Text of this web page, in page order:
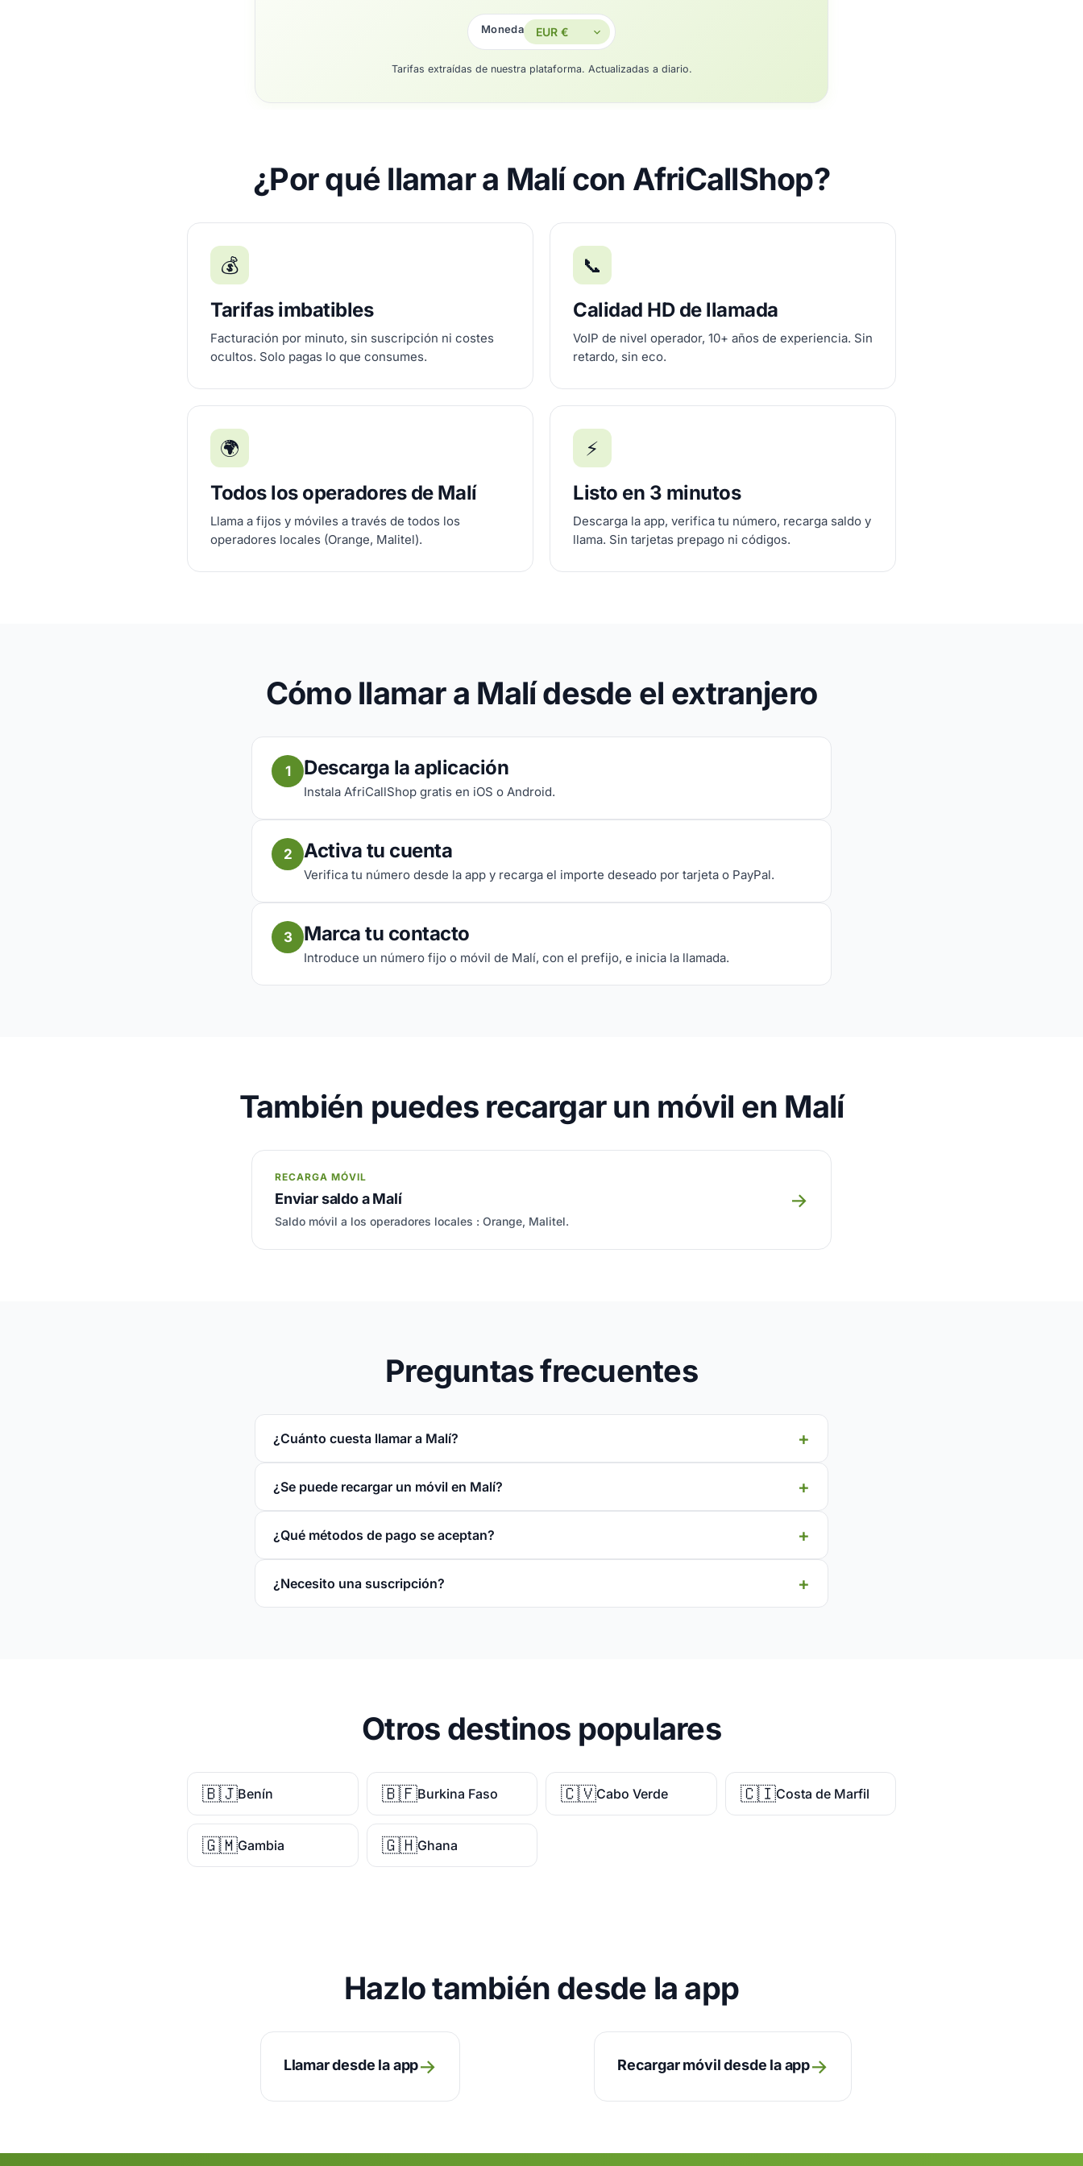
Moneda
Tarifas extraídas de nuestra plataforma. Actualizadas a diario.
¿Por qué llamar a Malí con AfriCallShop?
💰
Tarifas imbatibles
Facturación por minuto, sin suscripción ni costes
ocultos. Solo pagas lo que consumes.
📞
Calidad HD de llamada
VoIP de nivel operador, 10+ años de experiencia. Sin
retardo, sin eco.
🌍
Todos los operadores de Malí
Llama a fijos y móviles a través de todos los
operadores locales (Orange, Malitel).
⚡
Listo en 3 minutos
Descarga la app, verifica tu número, recarga saldo y
llama. Sin tarjetas prepago ni códigos.
Cómo llamar a Malí desde el extranjero
1 Descarga la aplicación
Instala AfriCallShop gratis en iOS o Android.
2 Activa tu cuenta
Verifica tu número desde la app y recarga el importe deseado por tarjeta o PayPal.
3 Marca tu contacto
Introduce un número fijo o móvil de Malí, con el prefijo, e inicia la llamada.
También puedes recargar un móvil en Malí
RECARGA MÓVIL
Enviar saldo a Malí
Saldo móvil a los operadores locales : Orange, Malitel.
→
Preguntas frecuentes
¿Cuánto cuesta llamar a Malí?
¿Se puede recargar un móvil en Malí?
¿Qué métodos de pago se aceptan?
¿Necesito una suscripción?
Otros destinos populares
🇧🇯Benín 🇧🇫Burkina Faso 🇨🇻Cabo Verde 🇨🇮Costa de Marfil
🇬🇲Gambia 🇬🇭Ghana
Hazlo también desde la app
Llamar desde la app→ Recargar móvil desde la app→